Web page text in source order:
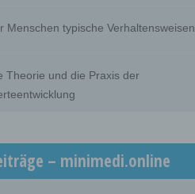
Menschen typische Verhaltensweisen
Theorie und die Praxis der
– minimedi.online